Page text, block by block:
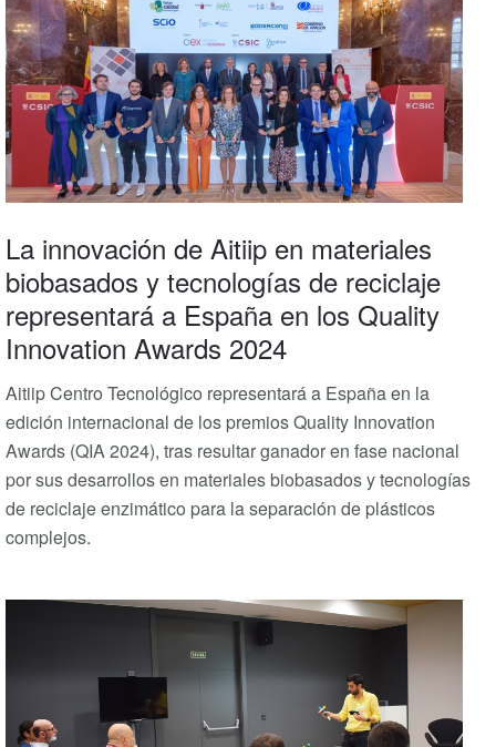
La innovación de Aitiip en materiales
biobasados y tecnologías de reciclaje
representará a España en los Quality
Innovation Awards 2024
Aitiip Centro Tecnológico representará a España en la
edición internacional de los premios Quality Innovation
Awards (QIA 2024), tras resultar ganador en fase nacional
por sus desarrollos en materiales biobasados y tecnologías
de reciclaje enzimático para la separación de plásticos
complejos.